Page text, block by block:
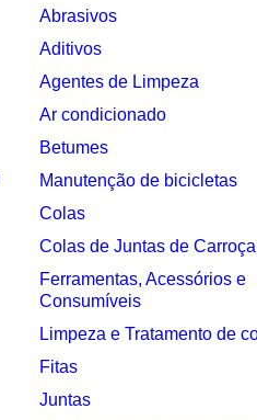
Abrasivos
Aditivos
Agentes de Limpeza
Ar condicionado
Betumes
Manutenção de bicicletas
Colas
Colas de Juntas de
Ferramentas, Acessórios e
Consumíveis
Limpeza e Tratamento de
Fitas
Juntas